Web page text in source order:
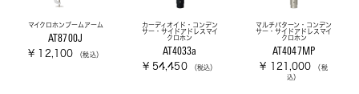
マイクロホンブームアーム
AT8700J
¥ 12,100 （税込）
カーディオイド・コンデン
サー・サイドアドレスマイ
クロホン
AT4033a
¥ 54,450 （税込）
マルチパターン・コンデン
サー・サイドアドレスマイ
クロホン
AT4047MP
¥ 121,000
（税
込）